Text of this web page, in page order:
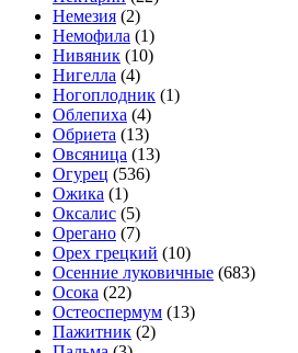
Немезия (2)
Немофила (1)
Нивяник (10)
Нигелла (4)
Ногоплодник (1)
Облепиха (4)
Обриета (13)
Овсяница (13)
Огурец (536)
Ожика (1)
Оксалис (5)
Орегано (7)
Орех грецкий (10)
Осенние луковичные (683)
Осока (22)
Остеоспермум (13)
Пажитник (2)